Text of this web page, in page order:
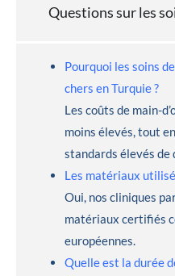
Questions sur les
Pourquoi les soins
chers en Turquie ?
Les coûts de main-
moins élevés, tout
standards élevés de
Les matériaux
Oui, nos cliniques
matériaux certifiés
européennes.
Quelle est la durée